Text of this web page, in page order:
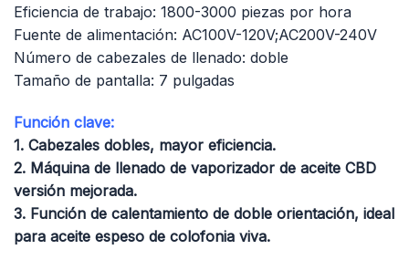
Eficiencia de trabajo: 1800-3000 piezas por hora
Fuente de alimentación: AC100V-120V;AC200V-240V
Número de cabezales de llenado: doble
Tamaño de pantalla: 7 pulgadas
Función clave:
1. Cabezales dobles, mayor eficiencia.
2. Máquina de llenado de vaporizador de aceite CBD
versión mejorada.
3. Función de calentamiento de doble orientación, ideal
para aceite espeso de colofonia viva.